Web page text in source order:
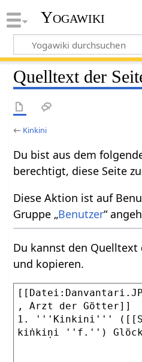
Yogawiki
Quelltext der
← Kinkini
Du bist aus dem
berechtigt, diese Seite
Diese Aktion ist auf
Gruppe „Benutzer“
Du kannst den Quelltext
und kopieren.